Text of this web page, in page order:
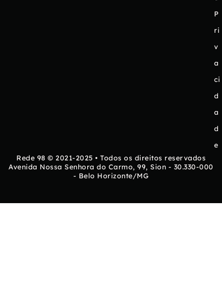
P
ri
v
a
ci
d
a
d
e
Rede 98 © 2021-2025 • Todos os direitos reservados
Avenida Nossa Senhora do Carmo, 99, Sion - 30.330-000
- Belo Horizonte/MG